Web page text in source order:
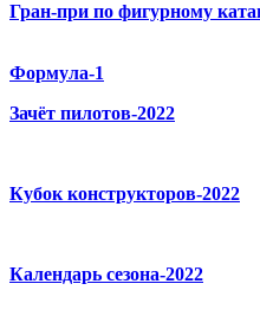
Гран-при по фигурному
Формула-1
Зачёт пилотов-2022
Кубок конструкторов-2022
Календарь сезона-2022